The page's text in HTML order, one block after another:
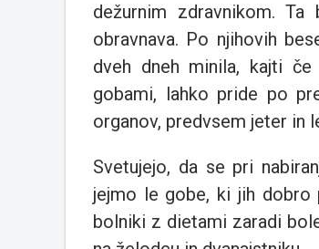
dežurnim zdravnikom.
obravnava. Po njihovih
dveh dneh minila, kajti
gobami, lahko pride po
organov, predvsem jeter in
Svetujejo, da se pri
jejmo le gobe, ki jih dobro
bolniki z dietami zaradi